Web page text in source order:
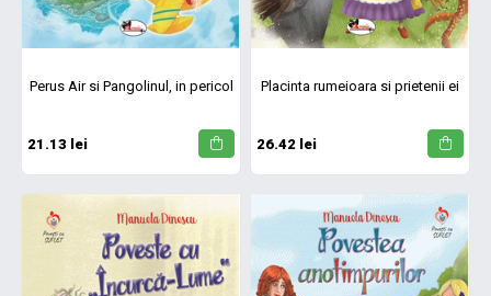
Perus Air si Pangolinul, in pericol
21.13 lei
Placinta rumeioara si prietenii ei
26.42 lei